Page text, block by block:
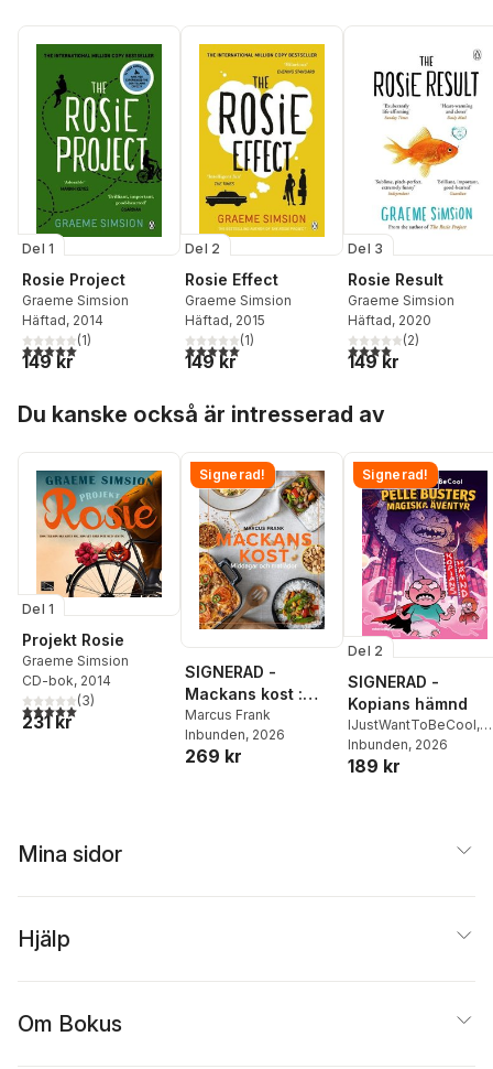
Del 1
Rosie Project
Graeme Simsion
Häftad, 2014
5,0utav 5 stjärnor. Totalt antal röster:
(1)
149 kr
Del 2
Rosie Effect
Graeme Simsion
Häftad, 2015
5,0utav 5 stjärnor. Totalt antal röster:
(1)
149 kr
Del 3
Rosie Result
Graeme Simsion
Häftad, 2020
4,0utav 5 stjärnor.
(2)
149 kr
Du kanske också är intresserad av
Del 1
Projekt Rosie
Graeme Simsion
CD-bok, 2014
5,0utav 5 stjärnor. Totalt antal röster:
(3)
231 kr
Signerad!
SIGNERAD -
Mackans kost :
Middagar och
matlådor
Marcus Frank
Inbunden, 2026
269 kr
Signerad!
Del 2
SIGNERAD -
Kopians hämnd
IJustWantToBeCool,
Joel Adolphson
Ejdemo Beer
Inbunden, 2026
189 kr
Mina sidor
Hjälp
Om Bokus